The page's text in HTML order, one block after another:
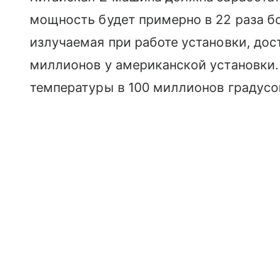
мощность будет примерно в 22 раза
излучаемая при работе установки,
миллионов у американской
температуры в 100 миллионов